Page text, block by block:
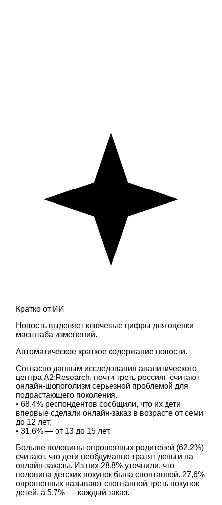
Кратко от ИИ
Новость выделяет ключевые цифры для оценки
масштаба изменений.
Автоматическое краткое содержание новости.
Согласно данным исследования аналитического
центра A2:Research, почти треть россиян считают
онлайн-шопоголизм серьезной проблемой для
подрастающего поколения.
• 68,4% респондентов сообщили, что их дети
впервые сделали онлайн-заказ в возрасте от семи
до 12 лет;
• 31,6% — от 13 до 15 лет.
Больше половины опрошенных родителей (62,2%)
считают, что дети необдуманно тратят деньги на
онлайн-заказы. Из них 28,8% уточнили, что
половина детских покупок была спонтанной. 27,6%
опрошенных называют спонтанной треть покупок
детей, а 5,7% –– каждый заказ.